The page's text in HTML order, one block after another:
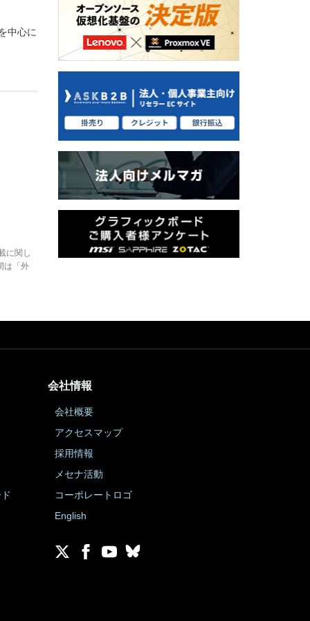
中心に
に関し
は「外
会社情報
会社概要
アクセスマップ
採用情報
メセナ活動
コーポレートロゴ
English